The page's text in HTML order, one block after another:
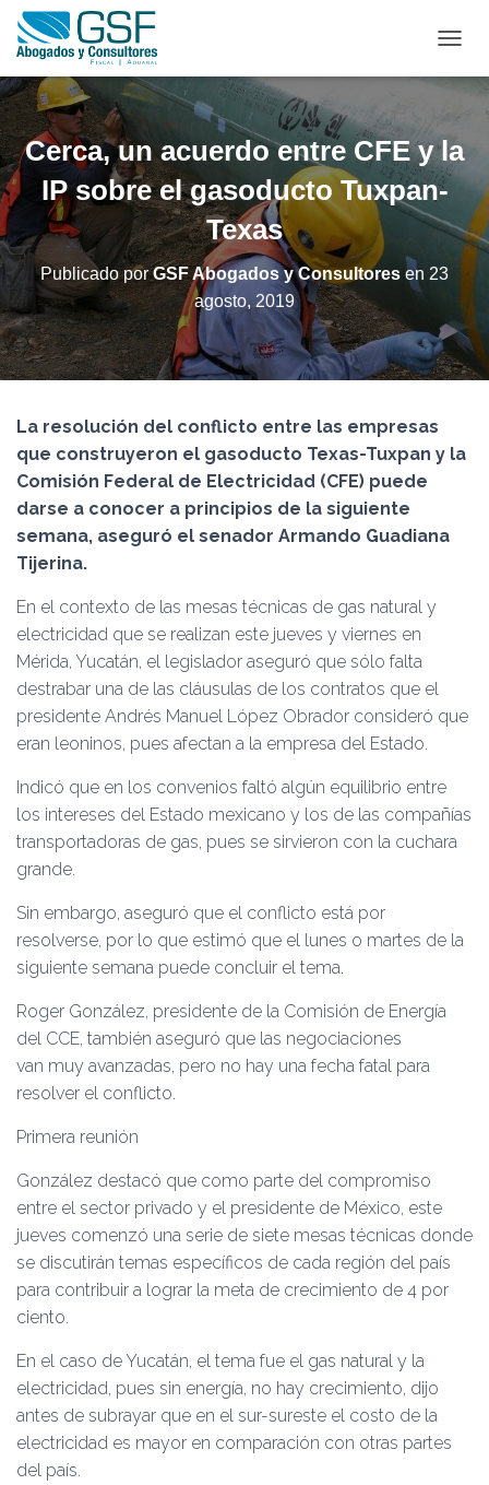
A
A
R
O
D
N
V
C
Cerca, un acuerdo entre CFE y la
IP sobre el gasoducto Tuxpan-
Texas
Publicado porGSF Abogados y Consultores en 23
agosto, 2019
La resolución del conflicto entre las empresas
que construyeron el gasoducto Texas-Tuxpan y la
Comisión Federal de Electricidad (CFE) puede
darse a conocer a principios de la siguiente
semana, aseguró el senador Armando Guadiana
Tijerina.
En el contexto de las mesas técnicas de gas natural y
electricidad que se realizan este jueves y viernes en
Mérida, Yucatán, el legislador aseguró que sólo falta
destrabar una de las cláusulas de los contratos que el
presidente Andrés Manuel López Obrador consideró que
eran leoninos, pues afectan a la empresa del Estado.
Indicó que en los convenios faltó algún equilibrio entre
los intereses del Estado mexicano y los de las compañías
transportadoras de gas, pues se sirvieron con la cuchara
grande.
Sin embargo, aseguró que el conflicto está por
resolverse, por lo que estimó que el lunes o martes de la
siguiente semana puede concluir el tema.
Roger González, presidente de la Comisión de Energía
del CCE, también aseguró que las negociaciones
van muy avanzadas, pero no hay una fecha fatal para
resolver el conflicto.
Primera reunión
González destacó que como parte del compromiso
entre el sector privado y el presidente de México, este
jueves comenzó una serie de siete mesas técnicas donde
se discutirán temas específicos de cada región del país
para contribuir a lograr la meta de crecimiento de 4 por
ciento.
En el caso de Yucatán, el tema fue el gas natural y la
electricidad, pues sin energía, no hay crecimiento, dijo
antes de subrayar que en el sur-sureste el costo de la
electricidad es mayor en comparación con otras partes
del país.